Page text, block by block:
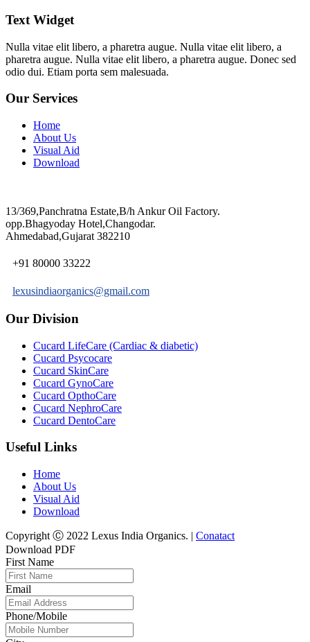
Text Widget
Nulla vitae elit libero, a pharetra augue. Nulla vitae elit libero, a
pharetra augue. Nulla vitae elit libero, a pharetra augue. Donec sed
odio dui. Etiam porta sem malesuada.
Our Services
Home
About Us
Visual Aid
Download
13/369,Panchratna Estate,B/h Ankur Oil Factory.
opp.Bhagyoday Hotel,Changodar.
Ahmedabad,Gujarat 382210
+91 80000 33222
lexusindiaorganics@gmail.com
Our Division
Cucard LifeCare (Cardiac & diabetic)
Cucard Psycocare
Cucard SkinCare
Cucard GynoCare
Cucard OpthoCare
Cucard NephroCare
Cucard DentoCare
Useful Links
Home
About Us
Visual Aid
Download
Copyright Ⓒ 2022 Lexus India Organics. | Conatact
Download PDF
First Name
Email
Phone/Mobile